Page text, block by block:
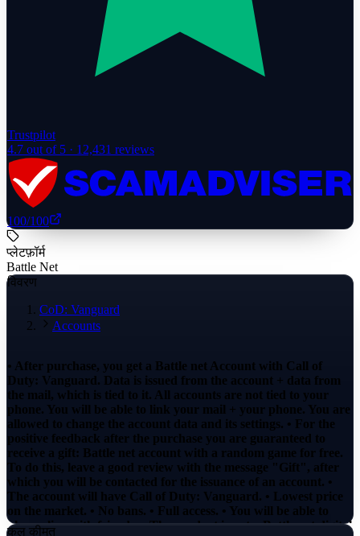
Trustpilot
4.7 out of 5 · 12,431 reviews
100/100
प्लेटफ़ॉर्म
Battle Net
विवरण
CoD: Vanguard
Accounts
• After purchase, you get a Battle net Account with Call of
Duty: Vanguard. Data is issued from the account + data from
the mail, which is tied to it. All accounts are not tied to your
phone. You will be able to link your mail + your phone. You are
allowed to change the account data and its settings. • For the
positive feedback after the purchase you are guaranteed to
receive a gift: Battle net account with a random game for free.
To do this, leave a good review with the message "Gift", after
which you will be contacted for the issuance of an account. •
The account will have Call of Duty: Vanguard. • Lowest price
on the market. • No bans. • Full access. • You will be able to
play online with friends. • The product is not a Battle net digital
कुल कीमत